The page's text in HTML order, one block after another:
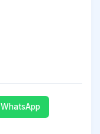
WhatsApp